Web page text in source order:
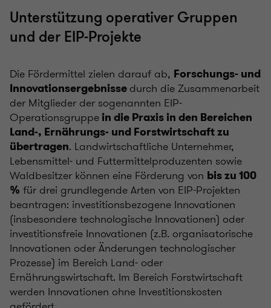
Unterstützung operativer Gruppen
und der EIP-Projekte
Die Fördermittel zielen darauf ab, Forschungs- und
Innovationsergebnisse durch die Zusammenarbeit
der Mitglieder der sogenannten EIP-
Operationsgruppe in die Praxis in den Bereichen
Land-, Ernährungs- und Forstwirtschaft zu
übertragen. Landwirtschaftliche Unternehmer,
Lebensmittel- und Futtermittelproduzenten sowie
Waldbesitzer können eine Förderung von bis zu 100
% für drei grundlegende Arten von EIP-Projekten
beantragen: investitionsbezogene Innovationen
(insbesondere technologische Innovationen) oder
investitionsfreie Innovationen (z.B. organisatorische
Innovationen oder Änderungen technologischer
Prozesse) im Bereich Land- oder
Ernährungswirtschaft. Im Bereich Forstwirtschaft
werden Innovationen ohne Investitionskosten